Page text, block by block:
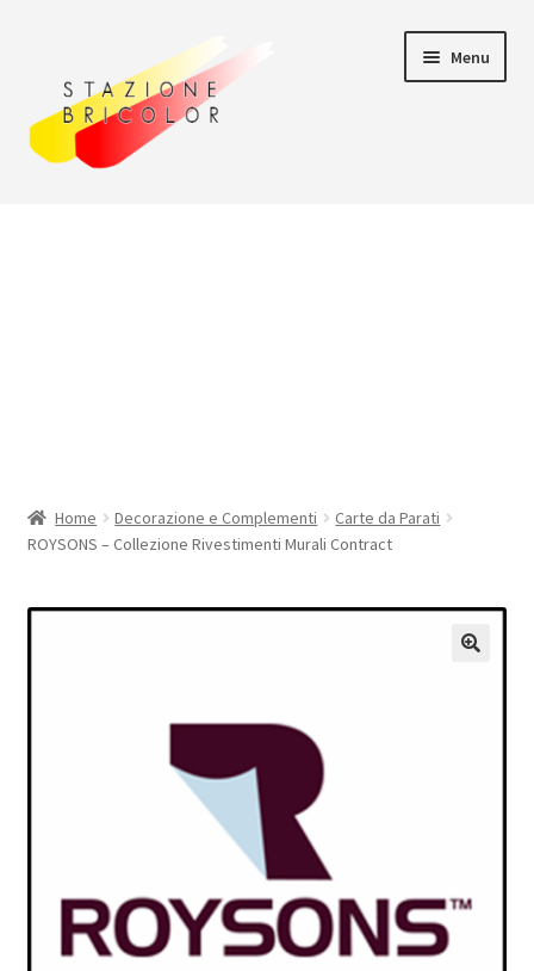
navigazione
contenuto
Menu
Pagamento
Home Decorazione e Complementi
Carte da Parati
ROYSONS – Collezione Rivestimenti Murali Contract